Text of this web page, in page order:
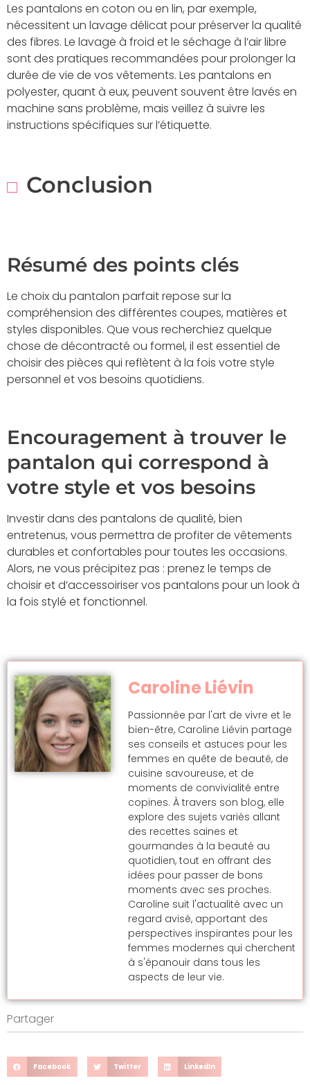
Les pantalons en coton ou en lin, par exemple,
nécessitent un lavage délicat pour préserver la qualité
des fibres. Le lavage à froid et le séchage à l’air libre
sont des pratiques recommandées pour prolonger la
durée de vie de vos vêtements. Les pantalons en
polyester, quant à eux, peuvent souvent être lavés en
machine sans problème, mais veillez à suivre les
instructions spécifiques sur l’étiquette.
Conclusion
Résumé des points clés
Le choix du pantalon parfait repose sur la
compréhension des différentes coupes, matières et
styles disponibles. Que vous recherchiez quelque
chose de décontracté ou formel, il est essentiel de
choisir des pièces qui reflètent à la fois votre style
personnel et vos besoins quotidiens.
Encouragement à trouver le
pantalon qui correspond à
votre style et vos besoins
Investir dans des pantalons de qualité, bien
entretenus, vous permettra de profiter de vêtements
durables et confortables pour toutes les occasions.
Alors, ne vous précipitez pas : prenez le temps de
choisir et d’accessoiriser vos pantalons pour un look à
la fois stylé et fonctionnel.
Caroline Liévin
Passionnée par l'art de vivre et le
bien-être, Caroline Liévin partage
ses conseils et astuces pour les
femmes en quête de beauté, de
cuisine savoureuse, et de
moments de convivialité entre
copines. À travers son blog, elle
explore des sujets variés allant
des recettes saines et
gourmandes à la beauté au
quotidien, tout en offrant des
idées pour passer de bons
moments avec ses proches.
Caroline suit l'actualité avec un
regard avisé, apportant des
perspectives inspirantes pour les
femmes modernes qui cherchent
à s'épanouir dans tous les
aspects de leur vie.
Partager
Facebook Twitter LinkedIn